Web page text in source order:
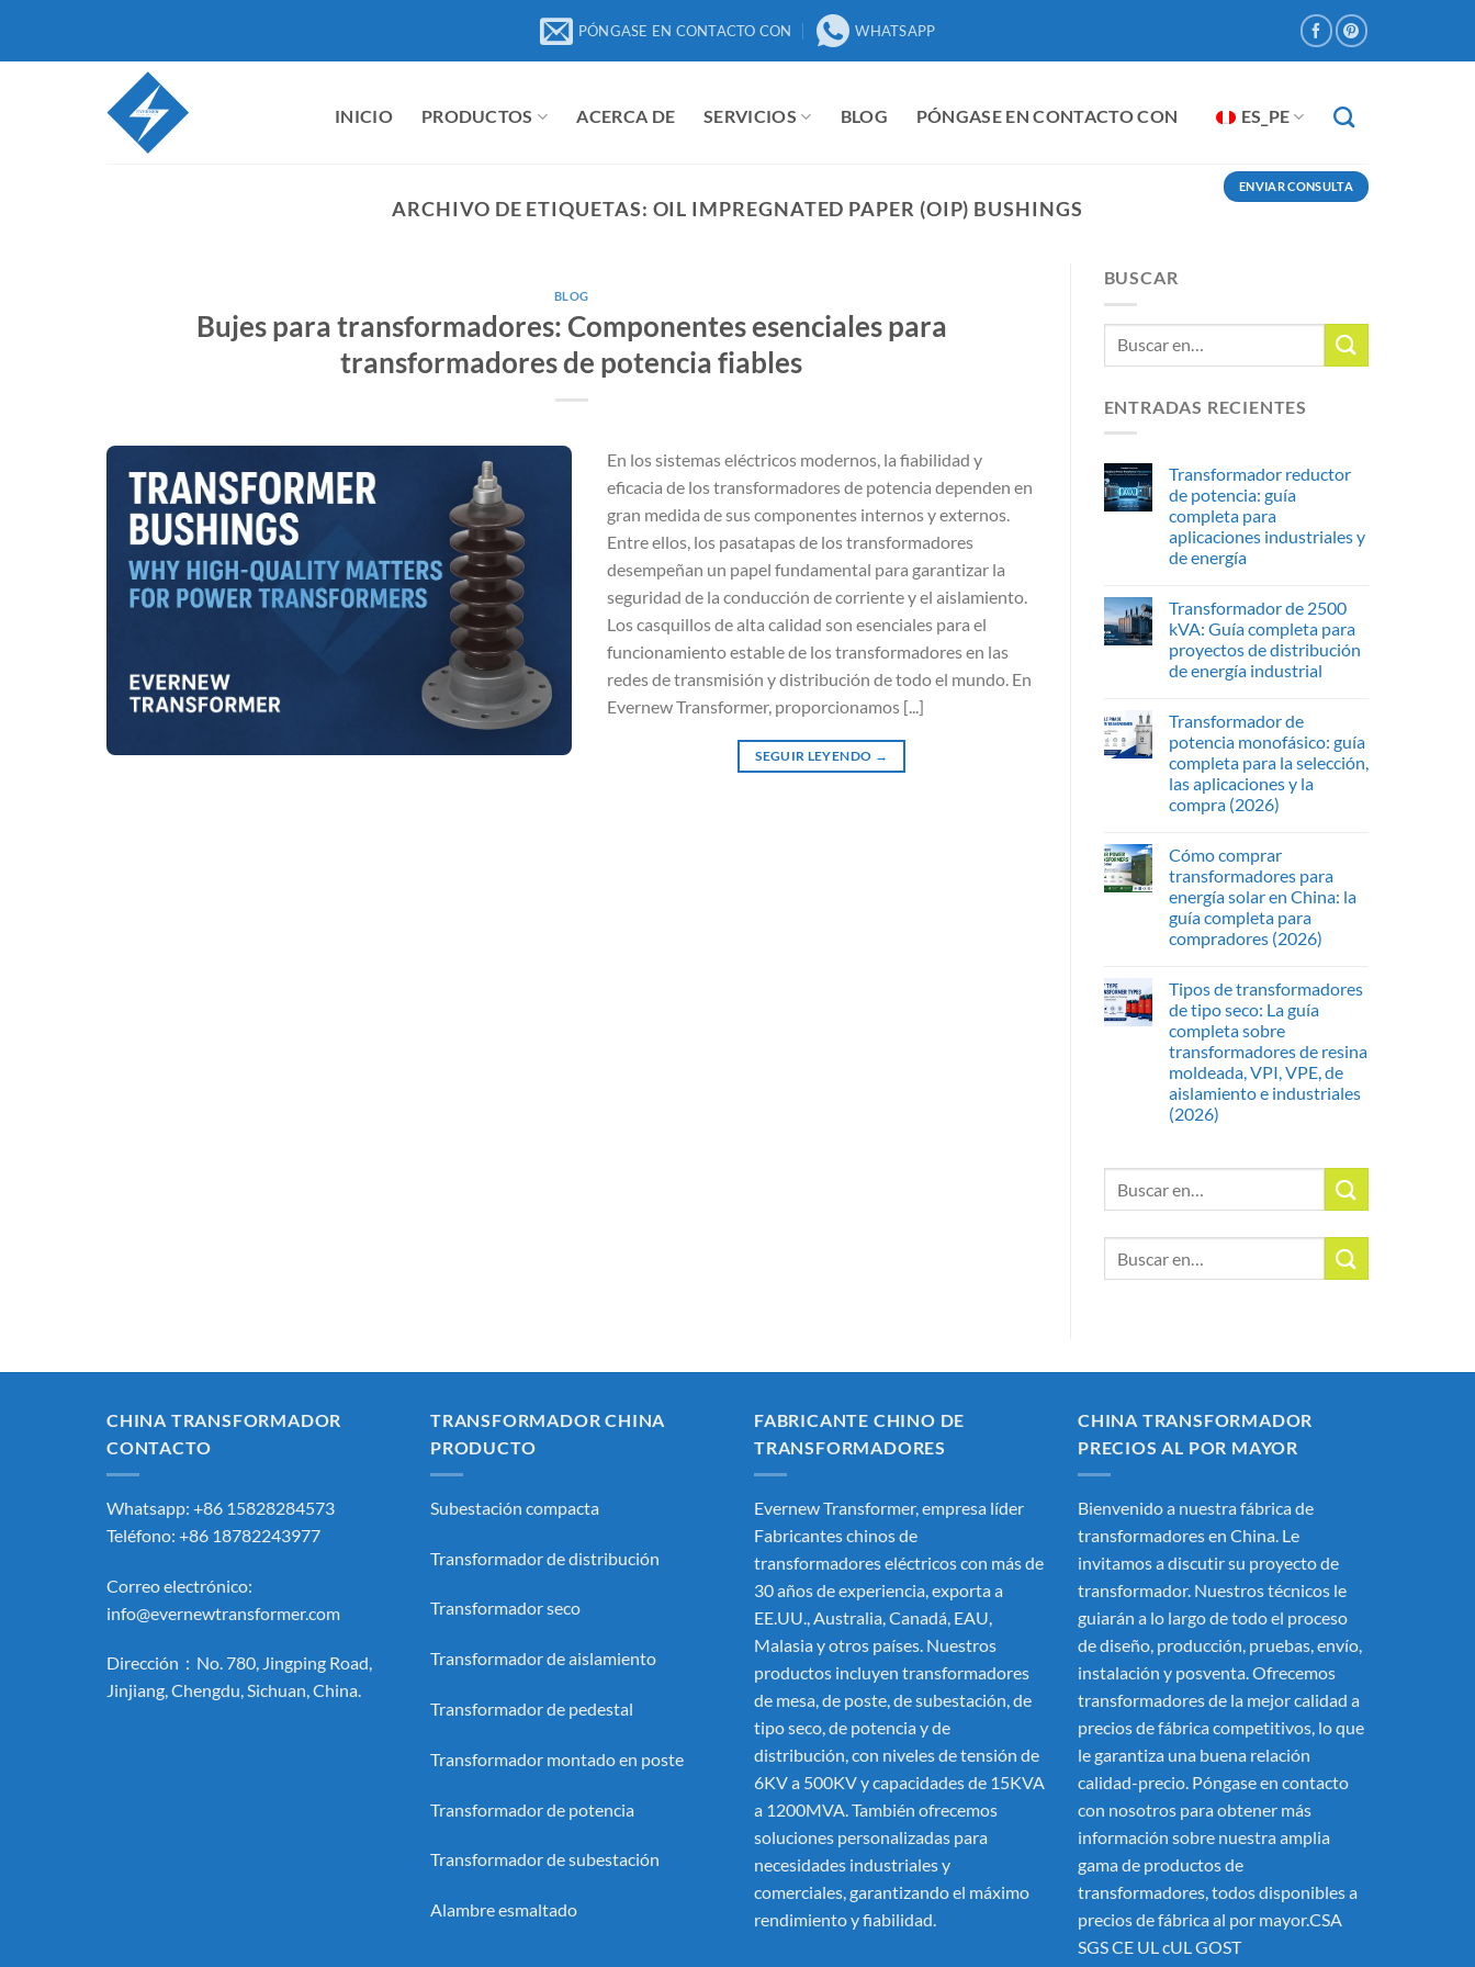
contenido
PÓNGASE EN CONTACTO CON WHATSAPP
INICIO PRODUCTOS ACERCA DE SERVICIOS BLOG PÓNGASE EN CONTACTO CON ES_PE
ENVIAR CONSULTA
ARCHIVO DE ETIQUETAS: OIL IMPREGNATED PAPER (OIP) BUSHINGS
BLOG
Bujes para transformadores: Componentes esenciales para
transformadores de potencia fiables
En los sistemas eléctricos modernos, la fiabilidad y
eficacia de los transformadores de potencia dependen en
gran medida de sus componentes internos y externos.
Entre ellos, los pasatapas de los transformadores
desempeñan un papel fundamental para garantizar la
seguridad de la conducción de corriente y el aislamiento.
Los casquillos de alta calidad son esenciales para el
funcionamiento estable de los transformadores en las
redes de transmisión y distribución de todo el mundo. En
Evernew Transformer, proporcionamos [...]
SEGUIR LEYENDO →
BUSCAR
ENTRADAS RECIENTES
Transformador reductor
de potencia: guía
completa para
aplicaciones industriales y
de energía
Transformador de 2500
kVA: Guía completa para
proyectos de distribución
de energía industrial
Transformador de
potencia monofásico: guía
completa para la selección,
las aplicaciones y la
compra (2026)
Cómo comprar
transformadores para
energía solar en China: la
guía completa para
compradores (2026)
Tipos de transformadores
de tipo seco: La guía
completa sobre
transformadores de resina
moldeada, VPI, VPE, de
aislamiento e industriales
(2026)
CHINA TRANSFORMADOR
CONTACTO
Whatsapp: +86 15828284573
Teléfono: +86 18782243977
Correo electrónico:
info@evernewtransformer.com
Dirección：No. 780, Jingping Road,
Jinjiang, Chengdu, Sichuan, China.
TRANSFORMADOR CHINA
PRODUCTO
Subestación compacta
Transformador de distribución
Transformador seco
Transformador de aislamiento
Transformador de pedestal
Transformador montado en poste
Transformador de potencia
Transformador de subestación
Alambre esmaltado
FABRICANTE CHINO DE
TRANSFORMADORES
Evernew Transformer, empresa líder
Fabricantes chinos de
transformadores eléctricoscon más de
30 años de experiencia, exporta a
EE.UU., Australia, Canadá, EAU,
Malasia y otros países. Nuestros
productos incluyen transformadores
de mesa, de poste, de subestación, de
tipo seco, de potencia y de
distribución, con niveles de tensión de
6KV a 500KV y capacidades de 15KVA
a 1200MVA. También ofrecemos
soluciones personalizadas para
necesidades industriales y
comerciales, garantizando el máximo
rendimiento y fiabilidad.
CHINA TRANSFORMADOR
PRECIOS AL POR MAYOR
Bienvenido a nuestra fábrica de
transformadores en China. Le
invitamos a discutir su proyecto de
transformador. Nuestros técnicos le
guiarán a lo largo de todo el proceso
de diseño, producción, pruebas, envío,
instalación y posventa. Ofrecemos
transformadores de la mejor calidad a
precios de fábrica competitivos, lo que
le garantiza una buena relación
calidad-precio. Póngase en contacto
con nosotros para obtener más
información sobre nuestra amplia
gama de productos de
transformadores, todos disponibles a
precios de fábrica al por mayor.CSA
SGS CE UL cUL GOST